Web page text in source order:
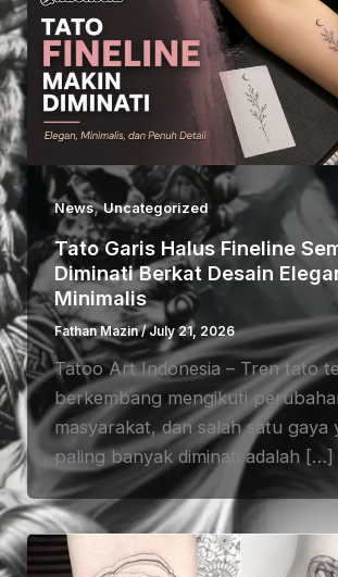
News,Uncategorized
Tato Garis Halus Fineline
Diminati Berkat Desain
Minimalis
Fathan Mazin/July 21, 2026
Tatoo Art Indonesia – Tren tato
berkembang mengikuti
masyarakat, dan salah satu gaya
paling banyak diminati adalah […]